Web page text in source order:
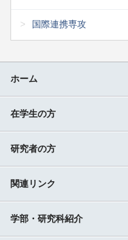
国際連携専攻
ホーム
在学生の方
研究者の方
関連リンク
学部・研究科紹介